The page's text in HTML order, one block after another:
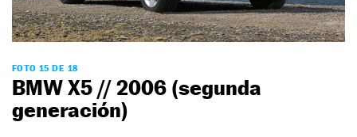
FOTO 15 DE 18
BMW X5 // 2006 (segunda
generación)